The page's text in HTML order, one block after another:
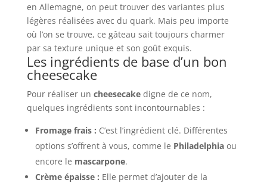
en Allemagne, on peut trouver des variantes plus
légères réalisées avec du quark. Mais peu importe
où l’on se trouve, ce gâteau sait toujours charmer
par sa texture unique et son goût exquis.
Les ingrédients de base d’un bon
cheesecake
Pour réaliser un cheesecakedigne de ce nom,
quelques ingrédients sont incontournables :
Fromage frais : C’est l’ingrédient clé. Différentes
options s’offrent à vous, comme le Philadelphiaou
encore le mascarpone.
Crème épaisse : Elle permet d’ajouter de la